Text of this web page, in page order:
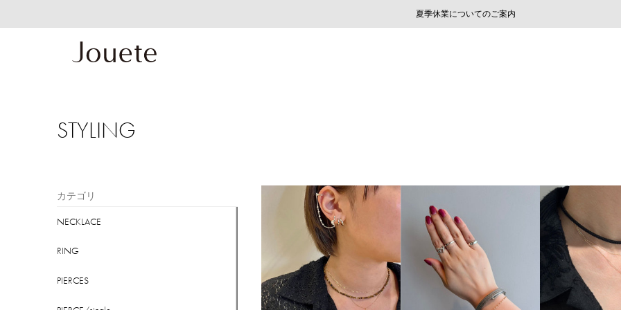
採用のご案内
ご注文いただいたお品物のお届け状況について
夏季休業についてのご案内
WEB LIMITED ITEMS >>
採用のご案内
ご注文いただいたお品物のお届け状況について
STYLING
カテゴリ
NECKLACE
RING
PIERCES